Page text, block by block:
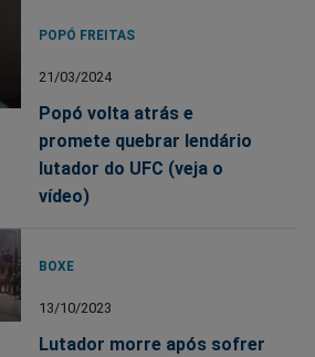
POPÓ FREITAS
21/03/2024
Popó volta atrás e
promete quebrar lendário
lutador do UFC (veja o
vídeo)
BOXE
13/10/2023
Lutador morre após sofrer